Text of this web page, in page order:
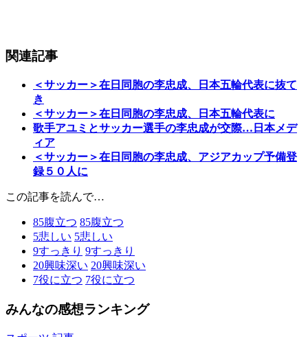
関連記事
＜サッカー＞在日同胞の李忠成、日本五輪代表に抜て
き
＜サッカー＞在日同胞の李忠成、日本五輪代表に
歌手アユミとサッカー選手の李忠成が交際…日本メデ
ィア
＜サッカー＞在日同胞の李忠成、アジアカップ予備登
録５０人に
この記事を読んで…
85腹立つ 85腹立つ
5悲しい 5悲しい
9すっきり 9すっきり
20興味深い 20興味深い
7役に立つ 7役に立つ
みんなの感想ランキング